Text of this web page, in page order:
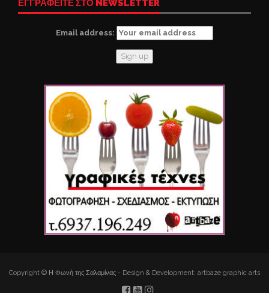
ΕΓΓΡΑΦΕΙΤΕ ΣΤΟ NEWSLETTER
Email address:
Copyright © Η Φωνή της Σαλαμίνας - Design & Development: artbaze graphic arts